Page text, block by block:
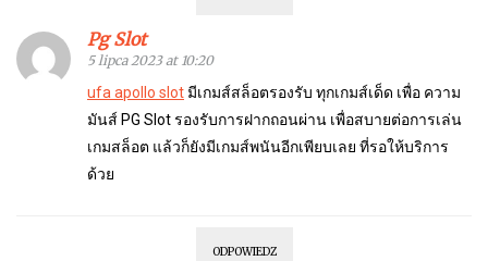
Pg Slot
5 lipca 2023 at 10:20
ufa apollo slotมีเกมส์สล็อตรองรับ ทุกเกมส์เด็ด เพื่อ ความ
มันส์ PG Slot รองรับการฝากถอนผ่าน เพื่อสบายต่อการเล่น
เกมสล็อต แล้วก็ยังมีเกมส์พนันอีกเพียบเลย ที่รอให้บริการ
ด้วย
ODPOWIEDZ